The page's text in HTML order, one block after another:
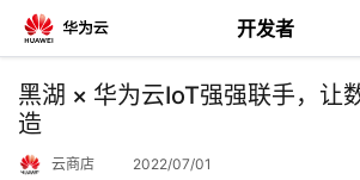
开发者
返
回
黑湖 × 华为云IoT强强联手，让
造
云商店 2022/07/01